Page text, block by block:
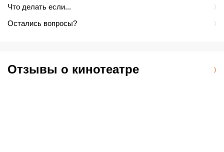
Что делать если...
Остались вопросы?
Отзывы о кинотеатре